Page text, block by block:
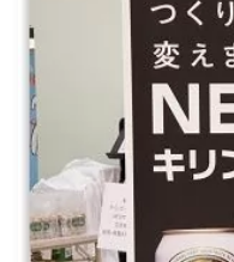
名古屋
ナナちゃん人形